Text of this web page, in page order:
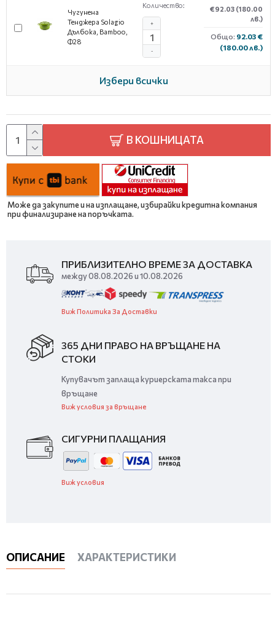
Чугунена
Тенджера Solagio
Дълбока, Bamboo,
Ф28
Количество:
-
+
€92.03 (180.00
лв.)
Общо: 92.03 €
(180.00 лв.)
Избери всички
В КОШНИЦАТА
Може да закупите и на изплащане, избирайки кредитна компания
при финализиране на поръчката.
ПРИБЛИЗИТЕЛНО ВРЕМЕ ЗА ДОСТАВКА
между 08.08.2026 и 10.08.2026
Виж Политика За Доставки
365 ДНИ ПРАВО НА ВРЪЩАНЕ НА
СТОКИ
Купувачът заплаща куриерската такса при
връщане
Виж условия за връщане
СИГУРНИ ПЛАЩАНИЯ
Виж условия
ОПИСАНИЕ ХАРАКТЕРИСТИКИ